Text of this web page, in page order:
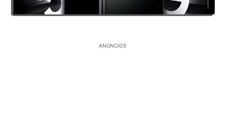
ANÚNCIOS